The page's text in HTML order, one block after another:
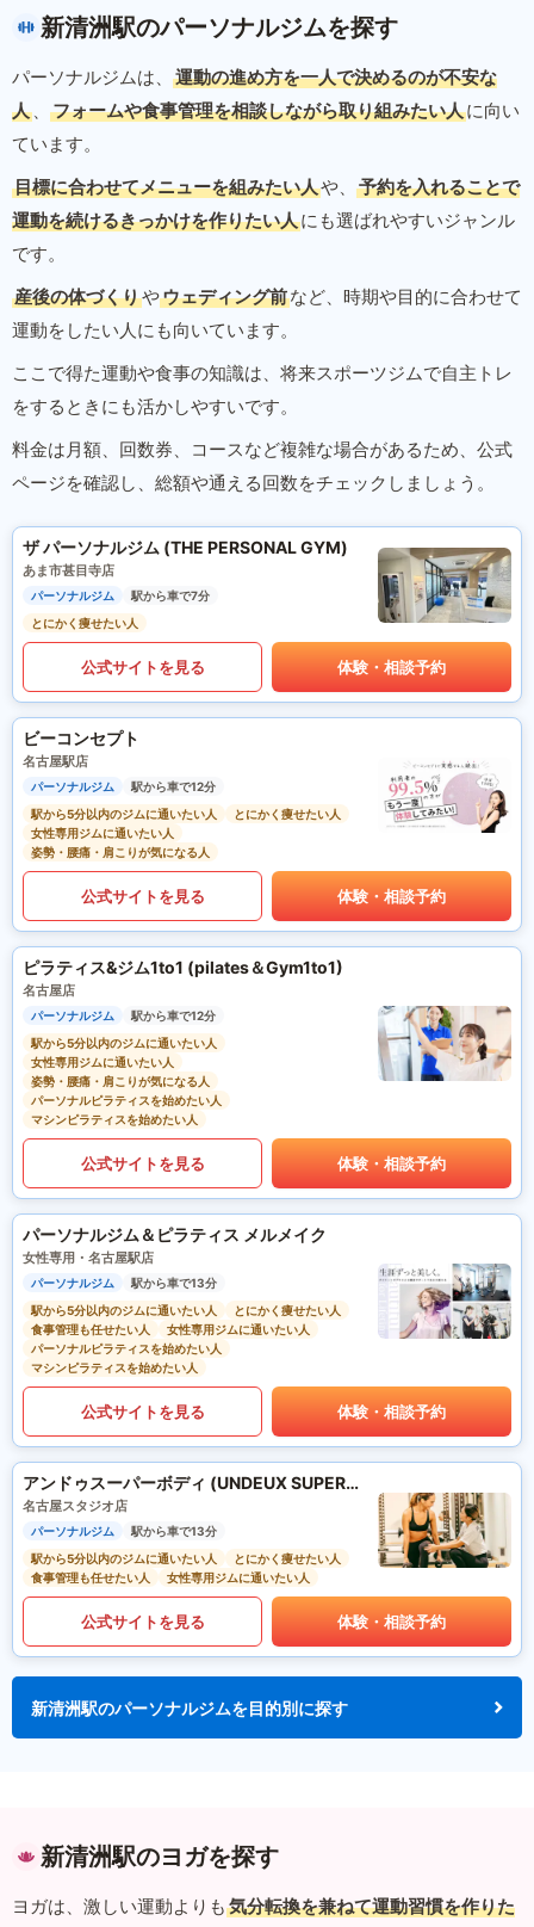
新清洲駅のパーソナルジムを探す
パーソナルジムは、
運動の進め方を一人で決めるのが不安な
人 、 フォームや食事管理を相談しながら取り組みたい人に向い
ています。
目標に合わせてメニューを組みたい人や、
予約を入れることで
運動を続けるきっかけを作りたい人にも選ばれやすいジャンル
です。
産後の体づくりやウェディング前など、時期や目的に合わせて
運動をしたい人にも向いています。
ここで得た運動や食事の知識は、将来スポーツジムで自主トレ
をするときにも活かしやすいです。
料金は月額、回数券、コースなど複雑な場合があるため、公式
ページを確認し、総額や通える回数をチェックしましょう。
ザ パーソナルジム (THE PERSONAL GYM)
あま市甚目寺店
パーソナルジム
駅から車で7分
とにかく痩せたい人
公式サイトを見る 体験・相談予約
ビーコンセプト
名古屋駅店
パーソナルジム
駅から車で12分
駅から5分以内のジムに通いたい人
とにかく痩せたい人
女性専用ジムに通いたい人
姿勢・腰痛・肩こりが気になる人
公式サイトを見る 体験・相談予約
ピラティス&ジム1to1 (pilates＆Gym1to1)
名古屋店
パーソナルジム
駅から車で12分
駅から5分以内のジムに通いたい人
女性専用ジムに通いたい人
姿勢・腰痛・肩こりが気になる人
パーソナルピラティスを始めたい人
マシンピラティスを始めたい人
公式サイトを見る 体験・相談予約
パーソナルジム＆ピラティス メルメイク
女性専用・名古屋駅店
パーソナルジム
駅から車で13分
駅から5分以内のジムに通いたい人
とにかく痩せたい人
食事管理も任せたい人
女性専用ジムに通いたい人
パーソナルピラティスを始めたい人
マシンピラティスを始めたい人
公式サイトを見る 体験・相談予約
アンドゥスーパーボディ (UNDEUX SUPERBODY)
名古屋スタジオ店
パーソナルジム
駅から車で13分
駅から5分以内のジムに通いたい人
とにかく痩せたい人
食事管理も任せたい人
女性専用ジムに通いたい人
公式サイトを見る 体験・相談予約
新清洲駅のパーソナルジムを目的別に探す
新清洲駅のヨガを探す
ヨガは、激しい運動よりも 気分転換を兼ねて運動習慣を作りた